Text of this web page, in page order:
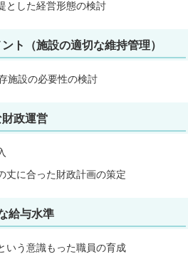
とした経営形態の検討
ト（施設の適切な維持管理）
施設の必要性の検討
財政運営
丈に合った財政計画の策定
給与水準
いう意識もった職員の育成